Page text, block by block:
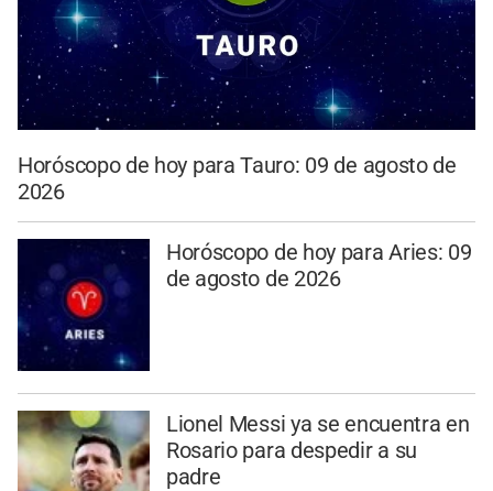
Horóscopo de hoy para Tauro: 09 de agosto de
2026
Horóscopo de hoy para Aries: 09
de agosto de 2026
Lionel Messi ya se encuentra en
Rosario para despedir a su
padre